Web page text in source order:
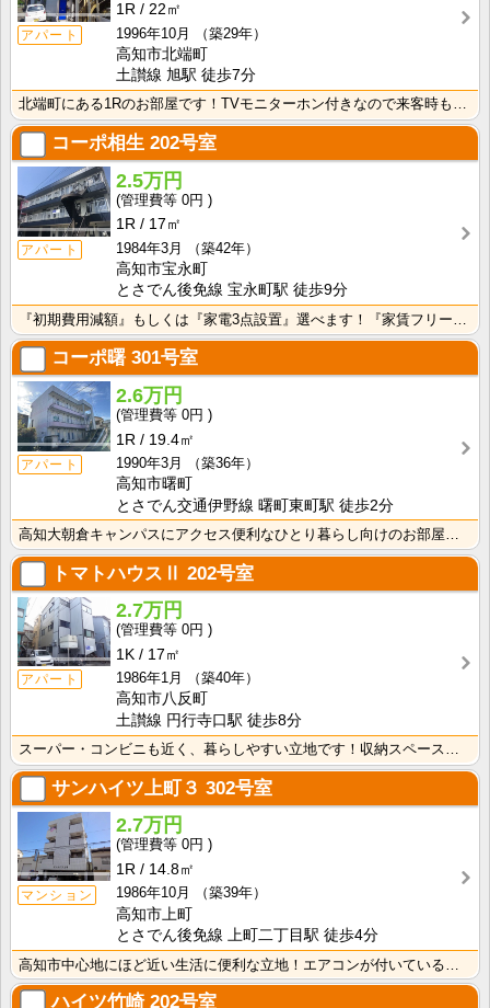
アパート
1R
22㎡
1996年10月
（築29年）
高知市北端町
土讃線 旭駅 徒歩7分
北端町にある1Rのお部屋です！TVモニターホン付きなので来客時も安心！室内に洗濯機を置けるので家電を･･･
コーポ相生 202号室
アパート
2.5万円
0円
1R
17㎡
1984年3月
（築42年）
高知市宝永町
とさでん後免線 宝永町駅 徒歩9分
コーポ曙 301号室
アパート
2.6万円
0円
1R
19.4㎡
1990年3月
（築36年）
高知市曙町
とさでん交通伊野線 曙町東町駅 徒歩2分
トマトハウスⅡ 202号室
アパート
2.7万円
0円
1K
17㎡
1986年1月
（築40年）
高知市八反町
土讃線 円行寺口駅 徒歩8分
サンハイツ上町３ 302号室
マンション
2.7万円
0円
1R
14.8㎡
1986年10月
（築39年）
高知市上町
とさでん後免線 上町二丁目駅 徒歩4分
ハイツ竹崎202号室